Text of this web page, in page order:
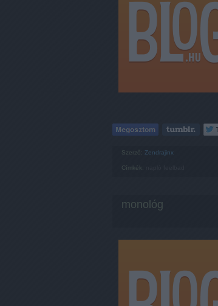
Szerző: Zendrajinx
Címkék:
monológ